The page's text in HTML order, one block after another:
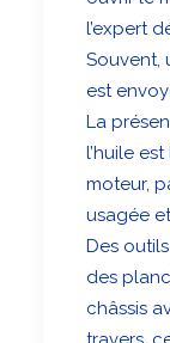
l’expert
Souvent,
est
La
l’huile
moteur,
usagée
Des
des
châssis